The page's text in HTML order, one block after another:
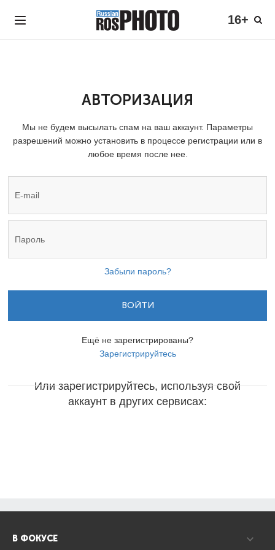
16+
АВТОРИЗАЦИЯ
Мы не будем высылать спам на ваш аккаунт. Параметры
разрешений можно установить в процессе регистрации или в
любое время после нее.
Забыли пароль?
ВОЙТИ
Ещё не зарегистрированы?
Зарегистрируйтесь
Или зарегистрируйтесь, используя свой
аккаунт в других сервисах:
В ФОКУСЕ